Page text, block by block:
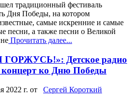
традиционный фестиваль
Дня Победы, на котором
самые искренние и самые
песни, а также песни о Великой
Прочитать далее...
Детское радио
концерт ко Дню Победы
2022 г. от Сергей Короткий